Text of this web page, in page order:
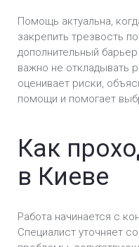
Кодировка Двойной
Кодирование
Кодирование Колме
Кодирование
Кодирование
Помощь актуальна,
закрепить трезвость
дополнительный
важно не откладывать
оценивает риски,
помощи и помогает
Как
в Киеве
Работа начинается с
Специалист уточняет